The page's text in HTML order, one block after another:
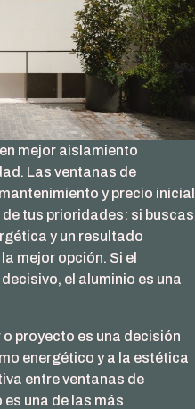
mejor aislamiento
Las ventanas de
y precio inicial
tus prioridades: si buscas
y un resultado
mejor opción. Si el
el aluminio es una
proyecto es una decisión
energético y a la estética
entre ventanas de
una de las más